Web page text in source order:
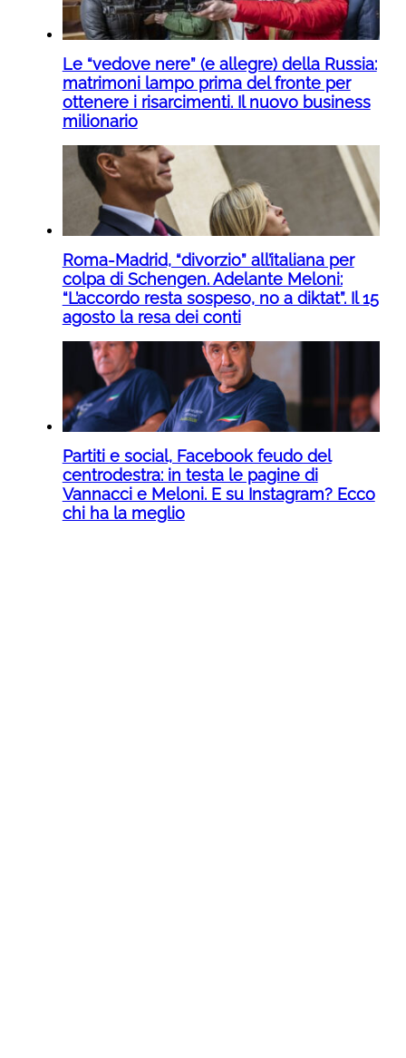
Le “vedove nere” (e allegre) della Russia:
matrimoni lampo prima del fronte per
ottenere i risarcimenti. Il nuovo business
milionario
Roma-Madrid, “divorzio” all’italiana per
colpa di Schengen. Adelante Meloni:
“L’accordo resta sospeso, no a diktat”. Il 15
agosto la resa dei conti
Partiti e social, Facebook feudo del
centrodestra: in testa le pagine di
Vannacci e Meloni. E su Instagram? Ecco
chi ha la meglio